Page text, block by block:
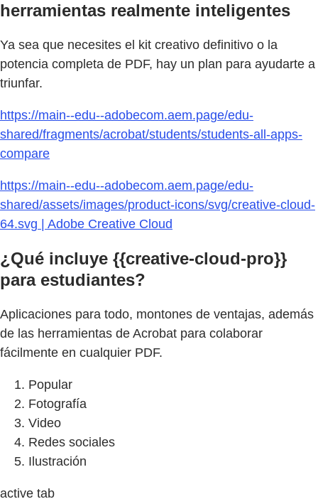
herramientas realmente inteligentes
Ya sea que necesites el kit creativo definitivo o la
potencia completa de PDF, hay un plan para ayudarte a
triunfar.
https://main--edu--adobecom.aem.page/edu-
shared/fragments/acrobat/students/students-all-apps-
compare
https://main--edu--adobecom.aem.page/edu-
shared/assets/images/product-icons/svg/creative-cloud-
64.svg | Adobe Creative Cloud
¿Qué incluye {{creative-cloud-pro}}
para estudiantes?
Aplicaciones para todo, montones de ventajas, además
de las herramientas de Acrobat para colaborar
fácilmente en cualquier PDF.
Popular
Fotografía
Video
Redes sociales
Ilustración
active tab